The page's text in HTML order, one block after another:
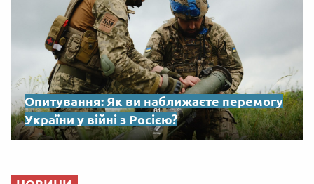
Опитування: Як ви наближаєте перемогу
України у війні з Росією?